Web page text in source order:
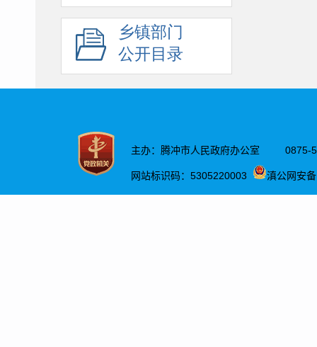
乡镇部门
公开目录